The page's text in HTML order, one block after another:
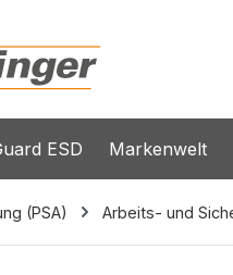
ESD Markenwelt
(PSA) Arbeits- und